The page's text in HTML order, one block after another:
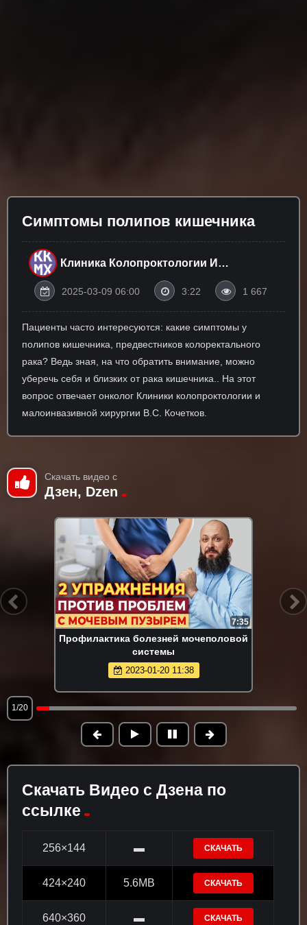
Симптомы полипов кишечника
Клиника Колопроктологии И
М. Сеченова
2025-03-09 06:00 3:22 1 667
Пациенты часто интересуются: какие симптомы у
полипов кишечника, предвестников колоректального
рака? Ведь зная, на что обратить внимание, можно
уберечь себя и близких от рака кишечника.. На этот
вопрос отвечает онколог Клиники колопроктологии и
малоинвазивной хирургии В.С. Кочетков.
Скачать видео с
Дзен, Dzen
7:35
Профилактика болезней мочеполовой
системы
2023-01-20 11:38
1/20
Скачать Видео с Дзена по
ссылке
256×144 ▬ СКАЧАТЬ
424×240 5.6MB СКАЧАТЬ
640×360 ▬ СКАЧАТЬ